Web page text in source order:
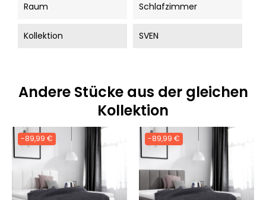
Raum Schlafzimmer
Kollektion SVEN
Andere Stücke aus der gleichen
Kollektion
-89,99 € -89,99 €